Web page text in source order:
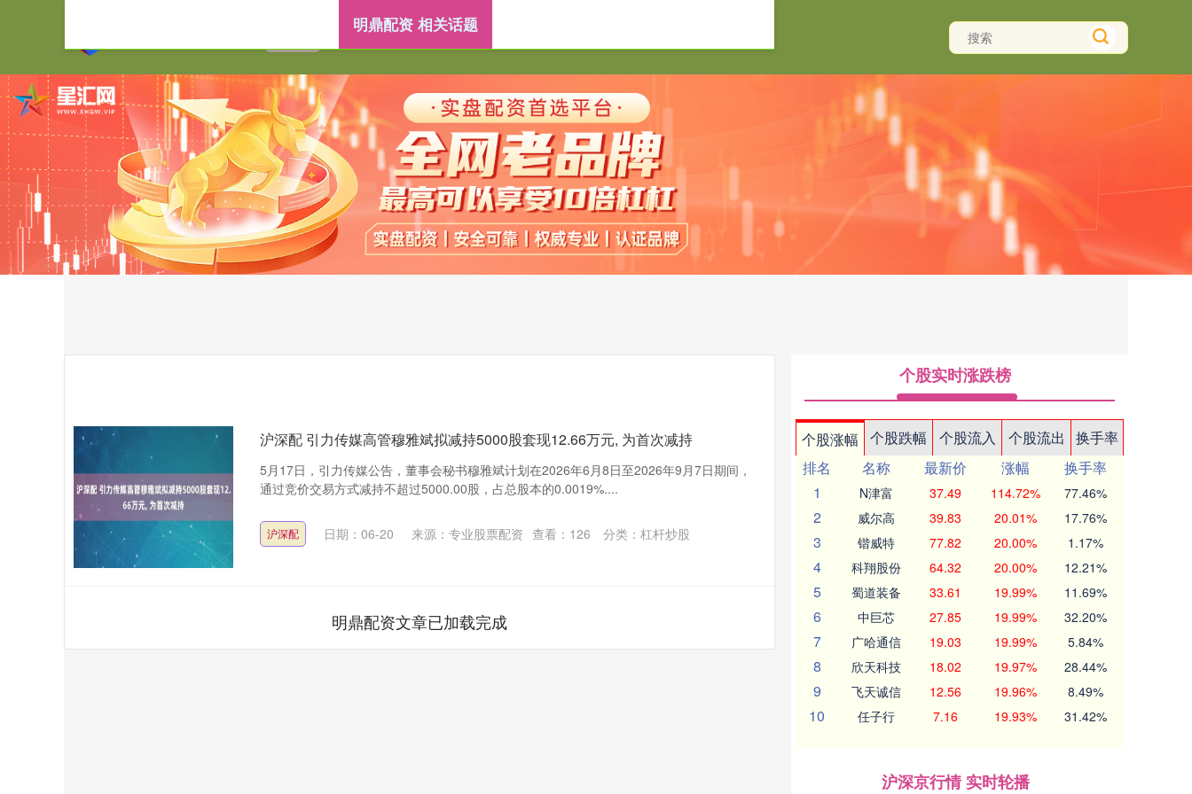
明鼎配资 靠谱配资平台
明鼎配资 相关话题
沪深配 引力传媒高管穆雅斌拟减持5000股套现12.66万元, 为首次减持
5月17日，引力传媒公告，董事会秘书穆雅斌计划在2026年6月8日至2026年9月7日期间，
通过竞价交易方式减持不超过5000.00股，占总股本的0.0019%....
沪深配 日期：06-20 来源：专业股票配资 查看： 126 分类： 杠杆炒股
明鼎配资文章已加载完成
个股实时涨跌榜
个股涨幅 个股跌幅 个股流入 个股流出
换手率
排名
名称 最新价 涨幅
换手率
1
N津富 37.49 114.72% 77.46%
2 威尔高 39.83 20.01% 17.76%
3 锴威特 77.82 20.00% 1.17%
4 科翔股份 64.32 20.00% 12.21%
5 蜀道装备 33.61 19.99% 11.69%
6 中巨芯 27.85 19.99% 32.20%
7 广哈通信 19.03 19.99% 5.84%
8 欣天科技 18.02 19.97% 28.44%
9 飞天诚信 12.56 19.96% 8.49%
10 任子行 7.16 19.93% 31.42%
沪深京行情 实时轮播